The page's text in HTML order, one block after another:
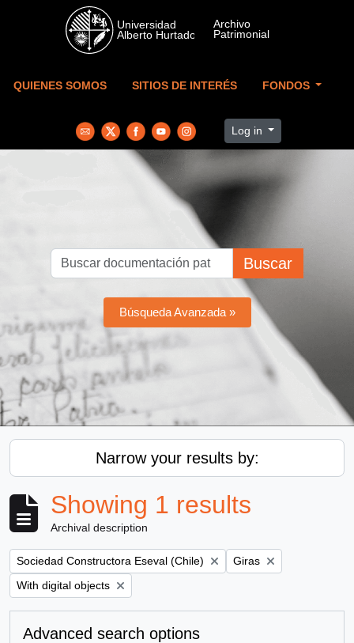
Skip to main content
QUIENES SOMOS SITIOS DE INTERÉS FONDOS
Log in
Buscar
Búsqueda Avanzada »
Narrow your results by:
Showing 1 results
Archival description
Remove filter:
Sociedad Constructora Eseval (Chile) Remove filter:
Giras
Remove filter:
With digital objects
Advanced search options